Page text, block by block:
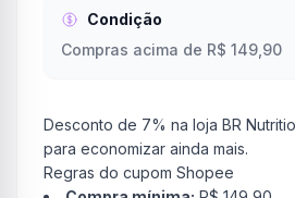
Condição
Compras acima de R$ 149,90
Desconto de 7% na loja BR
para economizar ainda mais.
Regras do cupom Shopee